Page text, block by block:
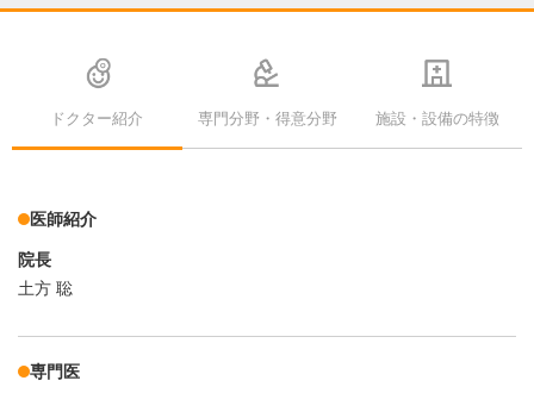
ドクター紹介 専門分野・得意分野 施設・設備の特徴
医師紹介
院長
土方 聡
専門医